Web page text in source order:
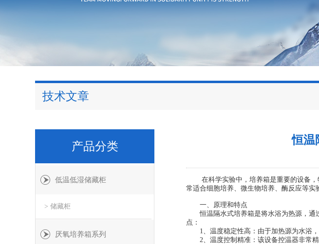
技术文章
恒温
在科学实验中，培养箱是重要的设备，
常适合细胞培养、微生物培养、酶反应等实
一、原理和特点
恒温隔水式培养箱是将水浴为热源，通
点：
1、温度稳定性高：由于加热源为水浴，
2、温度控制精准：该设备控温器非常精
产品分类
低温低湿储藏柜
> 储藏柜
厌氧培养箱系列